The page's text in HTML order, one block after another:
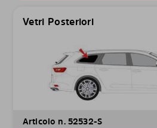
Vetri Posteriori
Articolo n. 52532-S